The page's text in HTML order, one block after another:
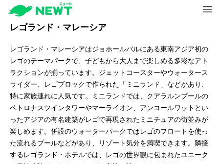
レゴランド・マレーシア
レゴランド・マレーシアはジョホールバルにある東南アジア初の
レゴのテーマパークで、子どもから大人まで楽しめる多彩なアト
ラクションが揃っています。ジェットコースターやウォータース
ライダー、レゴブロックで作られた「ミニランド」などがあり、
特に家族連れに人気です。ミニランドでは、クアラルンプールの
ペトロナスツインタワーやマーライオン、アンコールワットとい
ったアジアの有名建築がレゴで再現されたミニチュアの街並みが
楽しめます。併設のウォーターパークではレゴのフロートを使っ
た流れるプールなどがあり、リゾート気分を満喫できます。隣接
するレゴランド・ホテルでは、レゴの世界観に包まれたユニーク